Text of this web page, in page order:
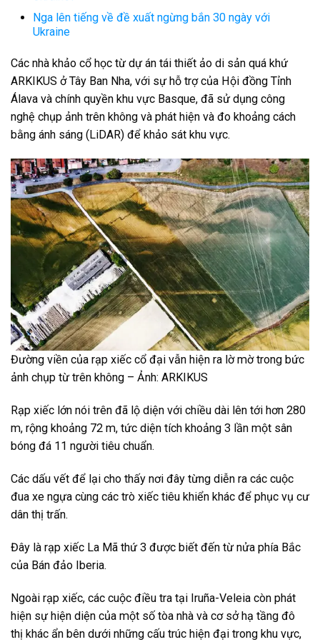
Nga lên tiếng về đề xuất ngừng bắn 30 ngày với
Ukraine
Các nhà khảo cổ học từ dự án tái thiết ảo di sản quá khứ
ARKIKUS ở Tây Ban Nha, với sự hỗ trợ của Hội đồng Tỉnh
Álava và chính quyền khu vực Basque, đã sử dụng công
nghệ chụp ảnh trên không và phát hiện và đo khoảng cách
bằng ánh sáng (LiDAR) để khảo sát khu vực.
Đường viền của rạp xiếc cổ đại vẫn hiện ra lờ mờ trong bức
ảnh chụp từ trên không – Ảnh: ARKIKUS
Rạp xiếc lớn nói trên đã lộ diện với chiều dài lên tới hơn 280
m, rộng khoảng 72 m, tức diện tích khoảng 3 lần một sân
bóng đá 11 người tiêu chuẩn.
Các dấu vết để lại cho thấy nơi đây từng diễn ra các cuộc
đua xe ngựa cùng các trò xiếc tiêu khiển khác để phục vụ cư
dân thị trấn.
Đây là rạp xiếc La Mã thứ 3 được biết đến từ nửa phía Bắc
của Bán đảo Iberia.
Ngoài rạp xiếc, các cuộc điều tra tại Iruña-Veleia còn phát
hiện sự hiện diện của một số tòa nhà và cơ sở hạ tầng đô
thị khác ẩn bên dưới những cấu trúc hiện đại trong khu vực,